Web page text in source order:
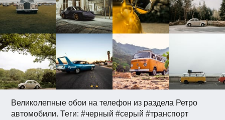
Великолепные обои на телефон из раздела Ретро
автомобили. Теги: #черный #серый #транспорт